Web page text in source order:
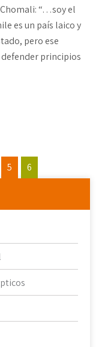
“…soy el
es un país laico y
pero ese
principios
5 6